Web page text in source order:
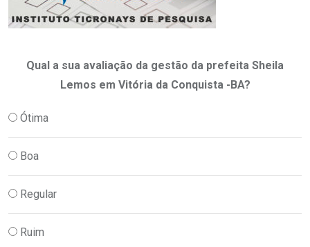
Qual a sua avaliação da gestão da prefeita Sheila
Lemos em Vitória da Conquista -BA?
Ótima
Boa
Regular
Ruim